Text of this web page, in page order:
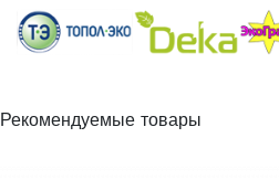
Рекомендуемые товары